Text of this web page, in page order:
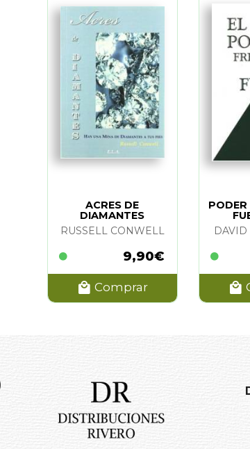
ACRES DE
DIAMANTES
RUSSELL CONWELL
9,90€
Comprar
PODER
DAVID